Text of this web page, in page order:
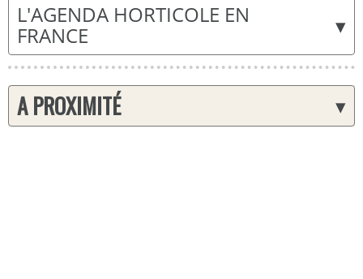
▾
L'AGENDA HORTICOLE EN
FRANCE
▾
A PROXIMITÉ